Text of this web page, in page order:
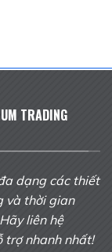
TRADING
dạng các thiết
và thời gian
liên hệ
trợ nhanh nhất!